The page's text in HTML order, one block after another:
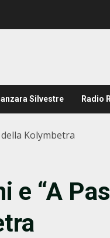
Silvestre Radio
Kolymbetra
e “A